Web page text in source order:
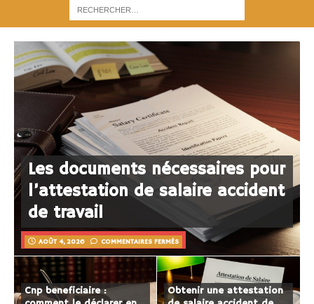
Les documents nécessaires pour
l’attestation de salaire accident
de travail
AOÛT 4, 2026 COMMENTAIRES FERMÉS
Cnp beneficiaire :
Obtenir une attestation